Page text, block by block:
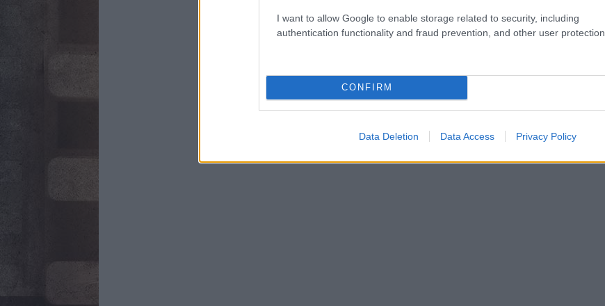
I want to allow Google to enable storage related to security, including
authentication functionality and fraud prevention, and other user protection.
CONFIRM
Data Deletion Data Access Privacy Policy